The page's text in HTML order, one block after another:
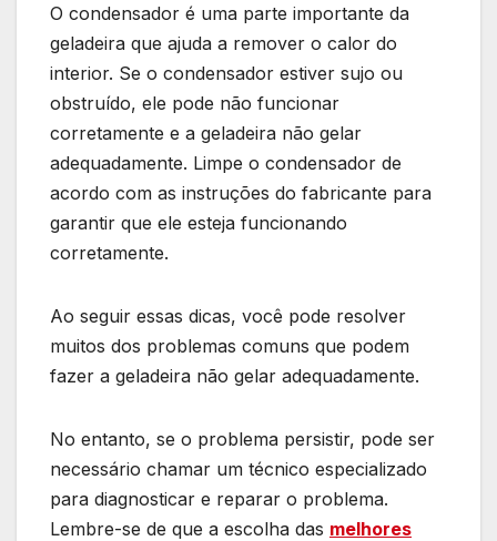
O condensador é uma parte importante da
geladeira que ajuda a remover o calor do
interior. Se o condensador estiver sujo ou
obstruído, ele pode não funcionar
corretamente e a geladeira não gelar
adequadamente. Limpe o condensador de
acordo com as instruções do fabricante para
garantir que ele esteja funcionando
corretamente.
Ao seguir essas dicas, você pode resolver
muitos dos problemas comuns que podem
fazer a geladeira não gelar adequadamente.
No entanto, se o problema persistir, pode ser
necessário chamar um técnico especializado
para diagnosticar e reparar o problema.
Lembre-se de que a escolha das melhores